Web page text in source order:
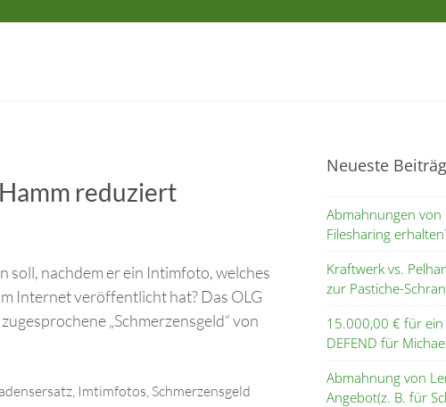
reduziert
soll, nachdem er ein Intimfoto, welches
Internet veröffentlicht hat? Das OLG
„Schmerzensgeld“ von
Imtimfotos Schmerzensgeld
Neueste
Abmahnungen von
Filesharing
Kraftwerk vs.
zur Pastiche-
15.000,00 € für ein
DEFEND für
Abmahnung von
Angebot(z. B. für